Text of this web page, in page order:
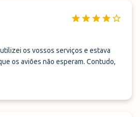
os vossos serviços e estava
os aviões não esperam. Contudo,